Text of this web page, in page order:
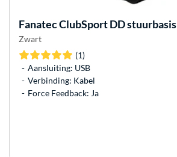
FanatecClubSport DD stuurbasis
Zwart
(1)
Aansluiting: USB
Verbinding: Kabel
Force Feedback: Ja